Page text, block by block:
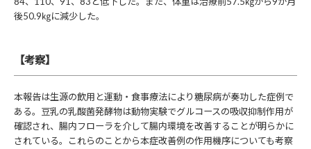
後50.9㎏に減少した。
【考察】
本報告は生源の飲用と運動・食事療法により糖尿病が奏功した症例で
ある。豆乳の乳酸菌発酵物は動物実験でグルコースの吸収抑制作用が
確認され、腸内フローラを介して腸内環境を改善することが明らかに
されている。これらのことから本症改善例の作用機序についても考察